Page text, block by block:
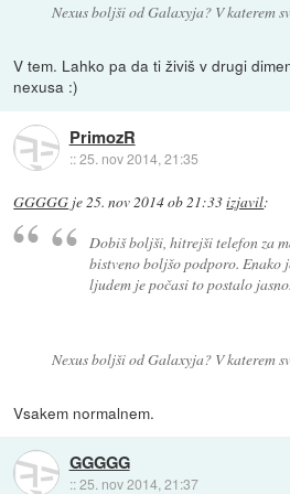
Nexus boljši od Galaxyja? V katerem
V tem. Lahko pa da ti živiš v drugi
nexusa :)
PrimozR
::25. nov 2014, 21:35
GGGGG je25. nov 2014 ob 21:33izjavil:
Dobiš boljši, hitrejši telefon za
bistveno boljšo podporo. Enako
ljudem je počasi to postalo jasno.
Nexus boljši od Galaxyja? V katerem
Vsakem normalnem.
GGGGG
::25. nov 2014, 21:37